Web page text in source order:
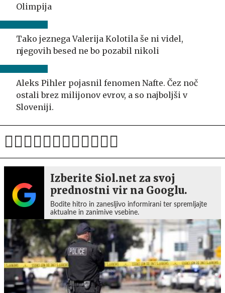
Olimpija
Tako jeznega Valerija Kolotila še ni videl,
njegovih besed ne bo pozabil nikoli
Aleks Pihler pojasnil fenomen Nafte. Čez noč
ostali brez milijonov evrov, a so najboljši v
Sloveniji.
Izberite Siol.net za svoj
prednostni vir na Googlu.
Bodite hitro in zanesljivo informirani ter spremljajte
aktualne in zanimive vsebine.